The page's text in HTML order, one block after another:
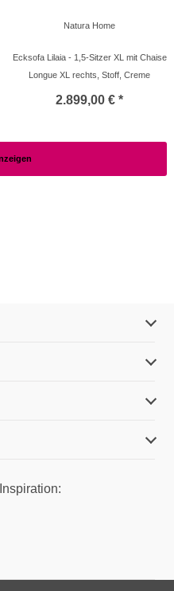
Natura Home
Ecksofa Lilaia - 1,5-Sitzer XL mit Chaise
Longue XL rechts, Stoff, Creme
2.899,00 € *